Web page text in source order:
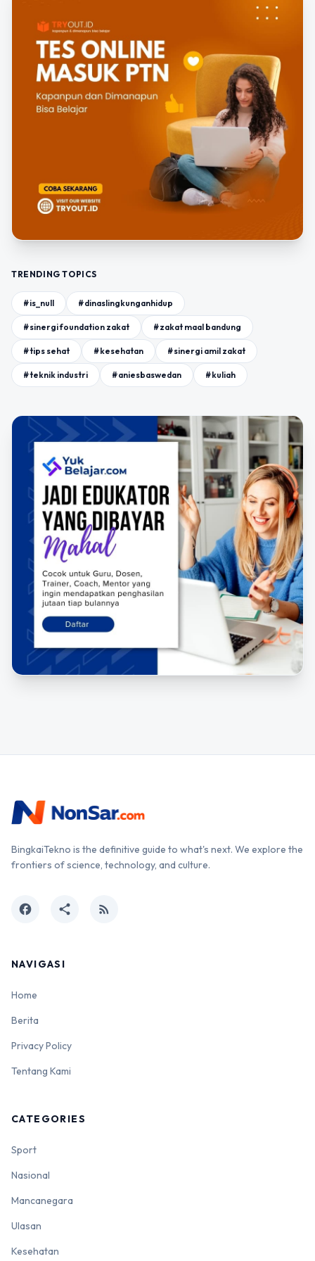
TRENDING TOPICS
#is_null #dinaslingkunganhidup
#sinergi foundation zakat #zakat maal bandung
#tips sehat #kesehatan #sinergi amil zakat
#teknik industri #aniesbaswedan #kuliah
BingkaiTekno is the definitive guide to what's next. We explore the
frontiers of science, technology, and culture.
facebook share rss_feed
NAVIGASI
Home
Berita
Privacy Policy
Tentang Kami
CATEGORIES
Sport
Nasional
Mancanegara
Ulasan
Kesehatan